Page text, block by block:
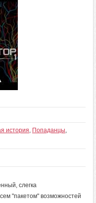
история, Попаданцы,
слегка
"пакетом" возможностей